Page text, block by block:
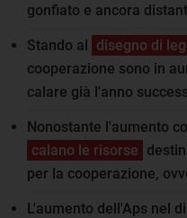
gonfiato e ancora
Stando al disegno di
cooperazione sono in
calare già l'anno
Nonostante l'aumento
calano le risorse
per la cooperazione,
L'aumento dell'Aps nel